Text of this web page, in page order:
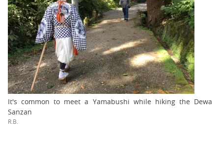
It's common to meet a Yamabushi while hiking the Dewa
Sanzan
R.B.